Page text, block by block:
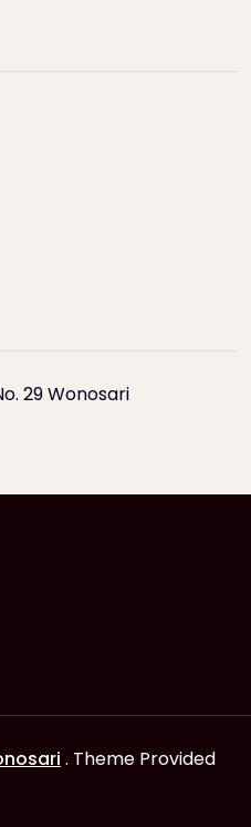
29 Wonosari
. Theme Provided